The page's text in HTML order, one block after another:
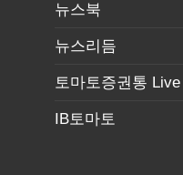
뉴스북
뉴스리듬
토마토증권통 Live
IB토마토